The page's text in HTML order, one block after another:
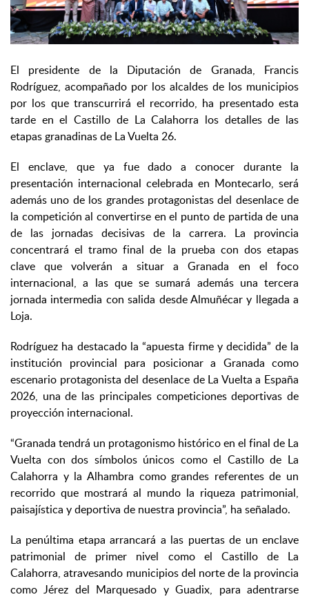
El presidente de la Diputación de Granada, Francis
Rodríguez, acompañado por los alcaldes de los municipios
por los que transcurrirá el recorrido, ha presentado esta
tarde en el Castillo de La Calahorra los detalles de las
etapas granadinas de La Vuelta 26.
El enclave, que ya fue dado a conocer durante la
presentación internacional celebrada en Montecarlo, será
además uno de los grandes protagonistas del desenlace de
la competición al convertirse en el punto de partida de una
de las jornadas decisivas de la carrera. La provincia
concentrará el tramo final de la prueba con dos etapas
clave que volverán a situar a Granada en el foco
internacional, a las que se sumará además una tercera
jornada intermedia con salida desde Almuñécar y llegada a
Loja.
Rodríguez ha destacado la “apuesta firme y decidida” de la
institución provincial para posicionar a Granada como
escenario protagonista del desenlace de La Vuelta a España
2026, una de las principales competiciones deportivas de
proyección internacional.
“Granada tendrá un protagonismo histórico en el final de La
Vuelta con dos símbolos únicos como el Castillo de La
Calahorra y la Alhambra como grandes referentes de un
recorrido que mostrará al mundo la riqueza patrimonial,
paisajística y deportiva de nuestra provincia”, ha señalado.
La penúltima etapa arrancará a las puertas de un enclave
patrimonial de primer nivel como el Castillo de La
Calahorra, atravesando municipios del norte de la provincia
como Jérez del Marquesado y Guadix, para adentrarse